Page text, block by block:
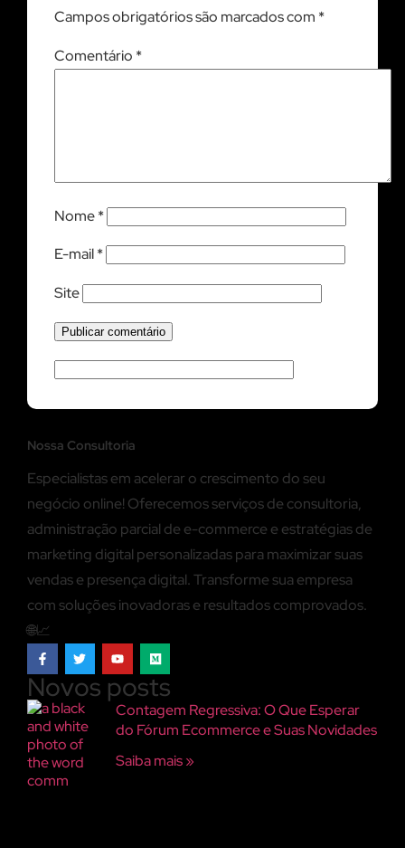
Campos obrigatórios são marcados com *
Comentário *
Nome*
E-mail*
Site
Nossa Consultoria
Especialistas em acelerar o crescimento do seu
negócio online! Oferecemos serviços de consultoria,
administração parcial de e-commerce e estratégias de
marketing digital personalizadas para maximizar suas
vendas e presença digital. Transforme sua empresa
com soluções inovadoras e resultados comprovados.
🌐📈
Novos posts
Contagem Regressiva: O Que Esperar
do Fórum Ecommerce e Suas Novidades
Saiba mais »